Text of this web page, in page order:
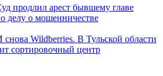
продлил арест бывшему главе
делу о мошенничестве
снова Wildberries. В Тульской области
сортировочный центр